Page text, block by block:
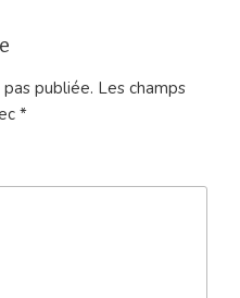
publiée. Les champs
*